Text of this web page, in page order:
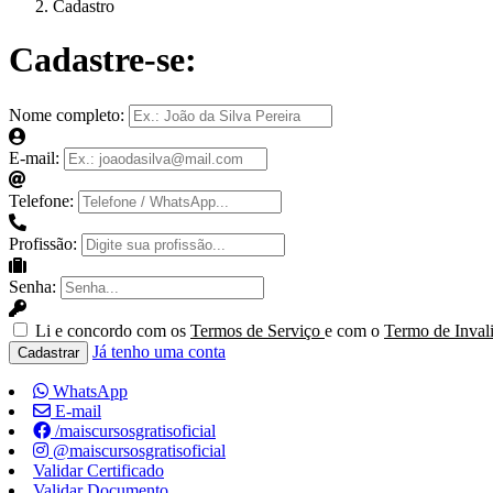
Cadastro
Cadastre-se:
Nome completo:
E-mail:
Telefone:
Profissão:
Senha:
Li e concordo com os Termos de Serviço e com o Termo de
Cadastrar Já tenho uma conta
WhatsApp
E-mail
/maiscursosgratisoficial
@maiscursosgratisoficial
Validar Certificado